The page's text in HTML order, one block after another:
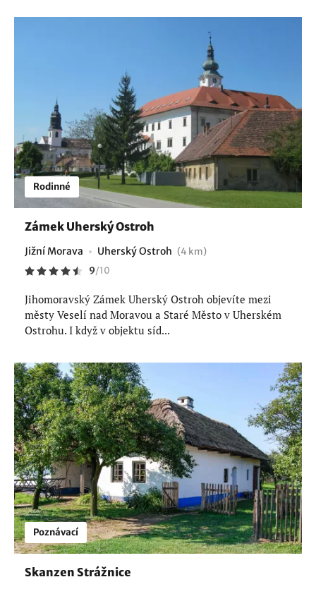
Rodinné
Zámek Uherský Ostroh
Jižní Morava Uherský Ostroh (4 km)
9/10
Jihomoravský Zámek Uherský Ostroh objevíte mezi
městy Veselí nad Moravou a Staré Město v Uherském
Ostrohu. I když v objektu síd...
Poznávací
Skanzen Strážnice